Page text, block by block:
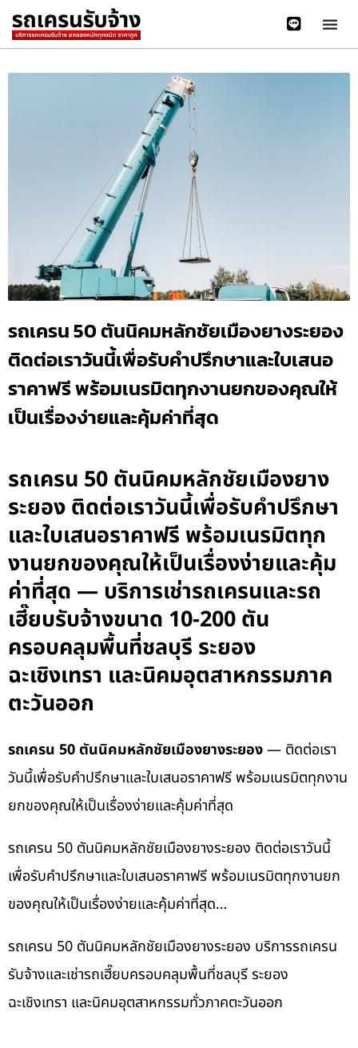
รถเครน 50 ตันนิคมหลักชัยเมืองยางระยอง
ติดต่อเราวันนี้เพื่อรับคำปรึกษาและใบเสนอ
ราคาฟรี พร้อมเนรมิตทุกงานยกของคุณให้
เป็นเรื่องง่ายและคุ้มค่าที่สุด
รถเครน 50 ตันนิคมหลักชัยเมืองยาง
ระยอง ติดต่อเราวันนี้เพื่อรับคำปรึกษา
และใบเสนอราคาฟรี พร้อมเนรมิตทุก
งานยกของคุณให้เป็นเรื่องง่ายและคุ้ม
ค่าที่สุด — บริการเช่ารถเครนและรถ
เฮี๊ยบรับจ้างขนาด 10-200 ตัน
ครอบคลุมพื้นที่ชลบุรี ระยอง
ฉะเชิงเทรา และนิคมอุตสาหกรรมภาค
ตะวันออก
รถเครน 50 ตันนิคมหลักชัยเมืองยางระยอง— ติดต่อเรา
วันนี้เพื่อรับคำปรึกษาและใบเสนอราคาฟรี พร้อมเนรมิตทุกงาน
ยกของคุณให้เป็นเรื่องง่ายและคุ้มค่าที่สุด
รถเครน 50 ตันนิคมหลักชัยเมืองยางระยอง ติดต่อเราวันนี้
เพื่อรับคำปรึกษาและใบเสนอราคาฟรี พร้อมเนรมิตทุกงานยก
ของคุณให้เป็นเรื่องง่ายและคุ้มค่าที่สุด…
รถเครน 50 ตันนิคมหลักชัยเมืองยางระยอง บริการรถเครน
รับจ้างและเช่ารถเฮี๊ยบครอบคลุมพื้นที่ชลบุรี ระยอง
ฉะเชิงเทรา และนิคมอุตสาหกรรมทั่วภาคตะวันออก